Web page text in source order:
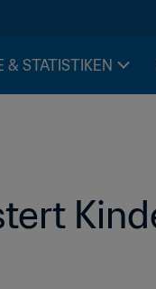
& STATISTIKEN